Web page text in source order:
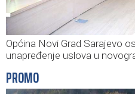
Općina Novi Grad Sarajevo
unapređenje uslova u
PROMO